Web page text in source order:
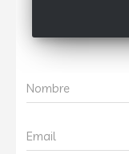
Nombre
Email